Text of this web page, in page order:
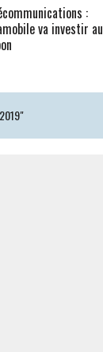
:
va investir au